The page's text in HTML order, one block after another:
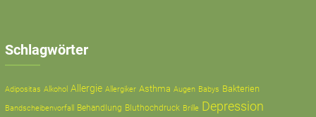
Schlagwörter
Adipositas Alkohol Allergie Allergiker Asthma Augen Babys Bakterien
Bandscheibenvorfall Behandlung Bluthochdruck Brille Depression